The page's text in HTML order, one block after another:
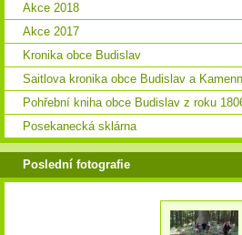
Akce 2018
Akce 2017
Kronika obce Budislav
Saitlova kronika obce Budislav a
Pohřební kniha obce Budislav z roku
Posekanecká sklárna
Poslední fotografie